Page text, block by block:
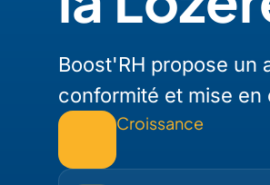
Boost'RH propose un
conformité et mise
Croissance